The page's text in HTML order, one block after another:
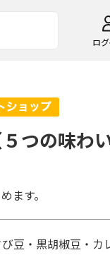
ロ
つの味わい
ます。
豆・黒胡椒豆・カ